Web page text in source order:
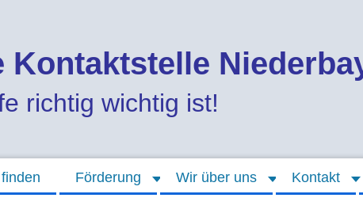
Kontaktstelle
richtig wichtig ist!
Förderung Wir über uns Kontakt